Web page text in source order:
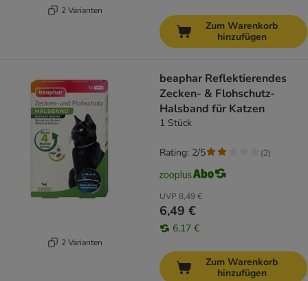
2 Varianten
Zum Warenkorb
hinzufügen
2 Varianten
beaphar Reflektierendes
Zecken- & Flohschutz-
Halsband für Katzen
1 Stück
UVP 8,49 €
6,49 €
6,17 €
Rating: 2/5 (2)
Zum Warenkorb
hinzufügen